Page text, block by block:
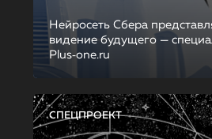
Нейросеть Сбера
видение будущего —
Plus‑one.ru
СПЕЦПРОЕКТ